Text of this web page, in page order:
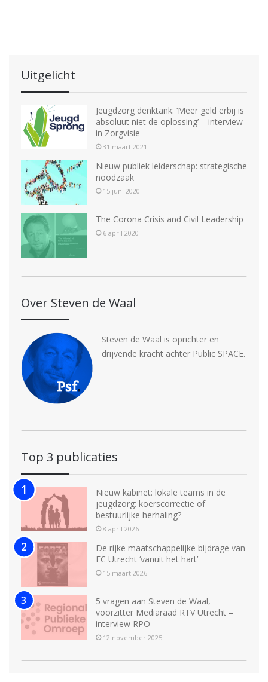
Uitgelicht
Jeugdzorg denktank: ‘Meer geld erbij is
absoluut niet de oplossing’ – interview
in Zorgvisie
31 maart 2021
Nieuw publiek leiderschap: strategische
noodzaak
15 juni 2020
The Corona Crisis and Civil Leadership
6 april 2020
Over Steven de Waal
Steven de Waal is oprichter en
drijvende kracht achter Public SPACE.
Top 3 publicaties
Nieuw kabinet: lokale teams in de
jeugdzorg: koerscorrectie of
bestuurlijke herhaling?
8 april 2026
De rijke maatschappelijke bijdrage van
FC Utrecht ‘vanuit het hart’
15 maart 2026
5 vragen aan Steven de Waal,
voorzitter Mediaraad RTV Utrecht –
interview RPO
12 november 2025